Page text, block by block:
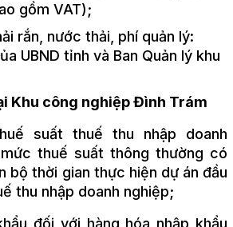
gồm VAT);
rắn, nước thải, phí quản lý:
UBND tỉnh và Ban Quản lý khu
Khu công nghiệp Đình Trám
suất thuế thu nhập doanh
thuế suất thông thường có
bộ thời gian thực hiện dự án đầu
thu nhập doanh nghiệp;
đối với hàng hóa nhập khẩu